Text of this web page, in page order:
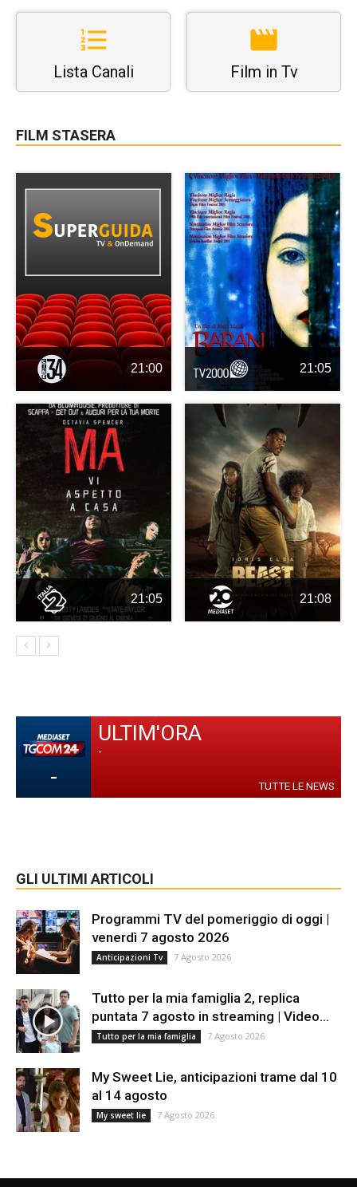
Lista Canali Film in Tv
FILM STASERA
21:00 21:05
21:05 21:08
-
ULTIM'ORA
-
TUTTE LE NEWS
GLI ULTIMI ARTICOLI
Programmi TV del pomeriggio di oggi |
venerdì 7 agosto 2026
Anticipazioni Tv 7 Agosto 2026
Tutto per la mia famiglia 2, replica
puntata 7 agosto in streaming | Video...
Tutto per la mia famiglia 7 Agosto 2026
My Sweet Lie, anticipazioni trame dal 10
al 14 agosto
My sweet lie 7 Agosto 2026